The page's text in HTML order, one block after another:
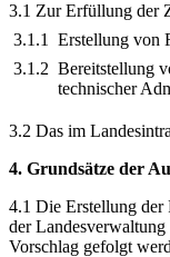
3.1 Zur Erfüllung der
3.1.1
Erstellung von
3.1.2 Bereitstellung
technischer
3.2 Das im
4. Grundsätze der
4.1 Die Erstellung der
der
Vorschlag gefolgt